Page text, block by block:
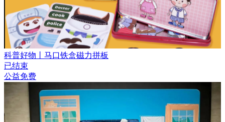
科普好物丨马口铁盒磁力拼板
已结束
公益免费